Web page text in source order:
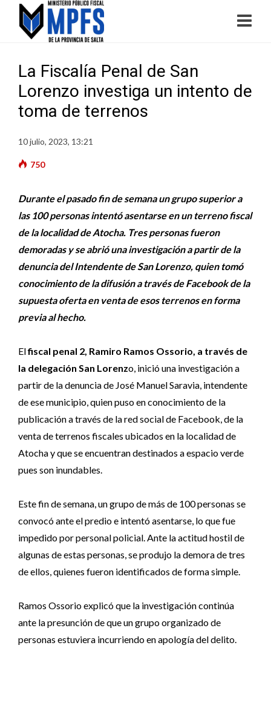
La Fiscalía Penal de San
Lorenzo investiga un intento de
toma de terrenos
10 julio, 2023, 13:21
750
Durante el pasado fin de semana un grupo superior a
las 100 personas intentó asentarse en un terreno fiscal
de la localidad de Atocha. Tres personas fueron
demoradas y se abrió una investigación a partir de la
denuncia del Intendente de San Lorenzo, quien tomó
conocimiento de la difusión a través de Facebook de la
supuesta oferta en venta de esos terrenos en forma
previa al hecho.
Elfiscal penal 2, Ramiro Ramos Ossorio, a través de
la delegación San Lorenzo, inició una investigación a
partir de la denuncia de José Manuel Saravia, intendente
de ese municipio, quien puso en conocimiento de la
publicación a través de la red social de Facebook, de la
venta de terrenos fiscales ubicados en la localidad de
Atocha y que se encuentran destinados a espacio verde
pues son inundables.
Este fin de semana, un grupo de más de 100 personas se
convocó ante el predio e intentó asentarse, lo que fue
impedido por personal policial. Ante la actitud hostil de
algunas de estas personas, se produjo la demora de tres
de ellos, quienes fueron identificados de forma simple.
Ramos Ossorio explicó que la investigación continúa
ante la presunción de que un grupo organizado de
personas estuviera incurriendo en apología del delito.